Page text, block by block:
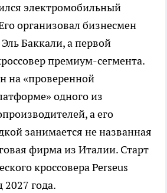
электромобильный
организовал бизнесмен
Баккали, а первой
премиум-сегмента.
на «проверенной
одного из
а его
занимается не названная
фирма из Италии. Старт
кроссовера Perseus
2027 года.